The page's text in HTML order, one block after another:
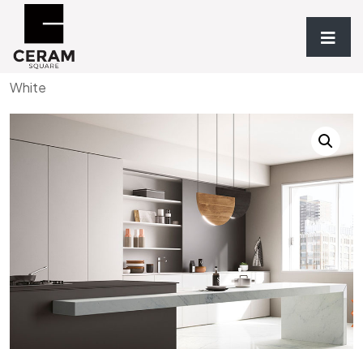
Accueil/Revêtements
/ Premium
White